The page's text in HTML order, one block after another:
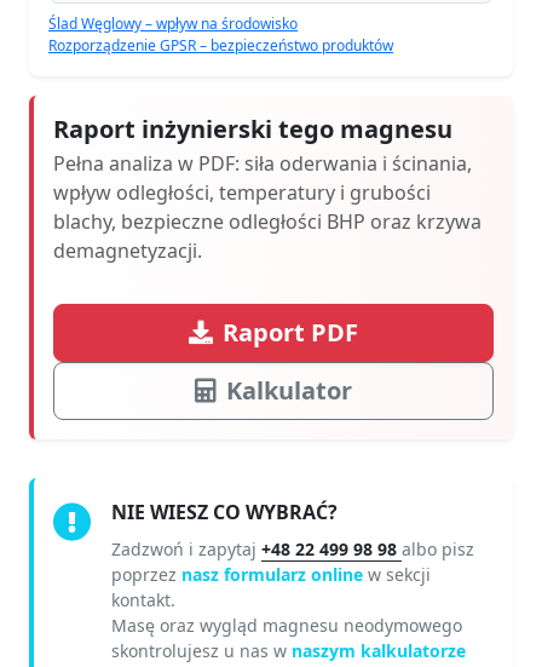
Ślad Węglowy – wpływ na środowisko
Rozporządzenie GPSR – bezpieczeństwo produktów
Raport inżynierski tego magnesu
Pełna analiza w PDF: siła oderwania i ścinania,
wpływ odległości, temperatury i grubości
blachy, bezpieczne odległości BHP oraz krzywa
demagnetyzacji.
Raport PDF
Kalkulator
NIE WIESZ CO WYBRAĆ?
Zadzwoń i zapytaj +48 22 499 98 98 albo pisz
poprzez nasz formularz online w sekcji
kontakt.
Masę oraz wygląd magnesu neodymowego
skontrolujesz u nas w naszym kalkulatorze